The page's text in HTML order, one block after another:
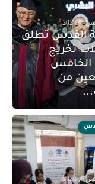
2026
القدس تطلق
تخريج
الخامس
من
2026